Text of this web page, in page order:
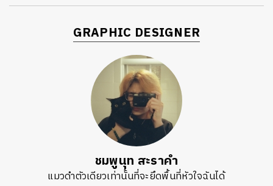
GRAPHIC DESIGNER
ชมพูนุท สะราคำ
แมวดำตัวเดียวเท่านั้นที่จะยึดพื้นที่หัวใจฉันได้